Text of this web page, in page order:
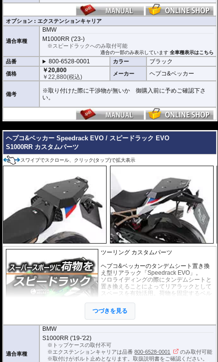
オプション : エクステンションキャリア
適合車種
BMW
M1000RR ('23-)
※スピードラックへのみ取付可能
適合の一部のみ表示しています全車種表示はこちら
品番 800-6528-0001 カラー ブラック
価格
￥20,800
￥22,880(税込) メーカー ヘプコ&ベッカー
備考
※取り付けた際に干渉物が無いか 御購入前に予めご確認下さ
い。
ヘプコ&ベッカー Speedrack EVO / スピードラック EVO
S1000RR カスタムパーツ
スワイプでスクロール、クリック(タップ)で拡大表示
ツーリング カスタムパーツ
ヘプコ&ベッカーのタンデムシート置き換
え型リアラック「Speedrack EVO」。
ソロライディングの際にタンデムシートと
置き換えることによってリアラックとして
スペースを有効活用。荷物を固定するベル
り、快適にご利用頂けます。
※Speedrackの標準推奨耐荷重は7.5kgで
す。但し、モデルによっては異なる場合が
あります。この場合はマニュアルに記載がございますので、必ずご確認下さ
つづきを見る
適合車種
BMW
S1000RR ('19-'22)
※トップケースの取付不可
※エクステンションキャリアは品番800-6528-0001
のみ取付可能
※取付けがボルト止めとなります。取扱説明書をご確認ください。